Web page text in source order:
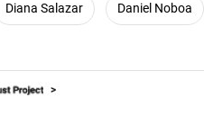
Diana Salazar Daniel Noboa